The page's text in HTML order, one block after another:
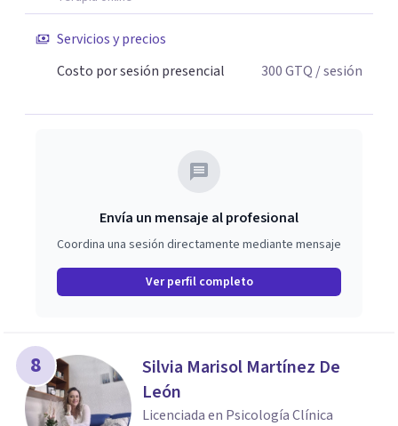
Servicios y precios
Costo por sesión presencial
300GTQ / sesión
Envía un mensaje al profesional
Coordina una sesión directamente mediante mensaje
Ver perfil completo
8
Silvia Marisol Martínez De
León
Licenciada en Psicología Clínica